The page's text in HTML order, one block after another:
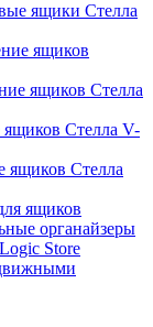
ящики Стелла
ящиков
ящиков Стелла
ящиков Стелла V-
ящиков Стелла
ящиков
органайзеры
Store